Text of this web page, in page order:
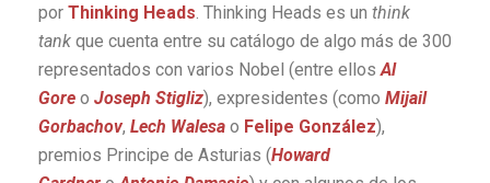
por Thinking Heads. Thinking Heads es un think
tank que cuenta entre su catálogo de algo más de 300
representados con varios Nobel (entre ellosAl
Gore o Joseph Stigliz), expresidentes (como Mijail
Gorbachov, Lech Walesa o Felipe González),
premios Principe de Asturias (Howard